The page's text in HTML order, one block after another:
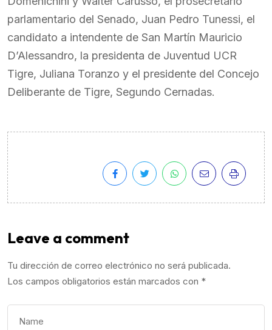
parlamentario del Senado, Juan Pedro Tunessi, el
candidato a intendente de San Martín Mauricio
D’Alessandro, la presidenta de Juventud UCR
Tigre, Juliana Toranzo y el presidente del Concejo
Deliberante de Tigre, Segundo Cernadas.
Leave a comment
Tu dirección de correo electrónico no será publicada.
Los campos obligatorios están marcados con *